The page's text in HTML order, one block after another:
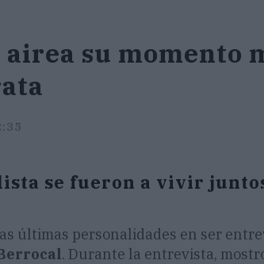
su momento
se fueron a vivir
últimas personalidades en ser
. Durante la entrevista,